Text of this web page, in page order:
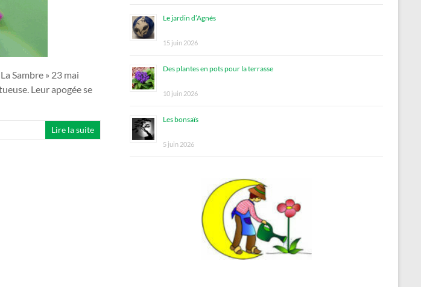
Sambre » 23 mai
Leur apogée se
Lire la suite
Le jardin d’Agnés
15 juin 2026
Des plantes en pots pour la terrasse
10 juin 2026
Les bonsaïs
5 juin 2026